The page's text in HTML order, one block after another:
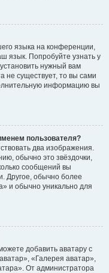
языка на конференции,
язык. Попробуйте узнать у
нужный вам
не существует, то вы сами
информацию вы
пользователя?
два изображения.
обычно это звёздочки,
сообщений вы
Другое, обычно более
и обычно уникально для
добавить аватару с
«Галерея аватар»,
От администратора